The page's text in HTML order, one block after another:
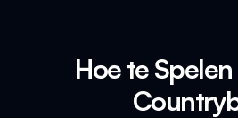
Hoe te